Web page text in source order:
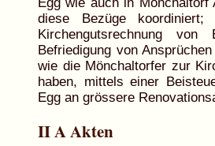
diese Bezüge
Kirchengutsrechnung
Befriedigung von
wie die Mönchaltorfer zur
haben, mittels einer
Egg an grössere
II A Akten